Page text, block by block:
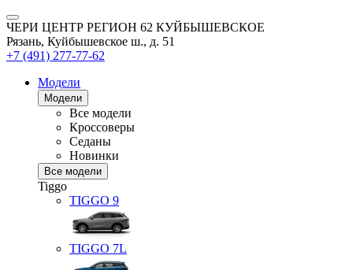
ЧЕРИ ЦЕНТР РЕГИОН 62 КУЙБЫШЕВСКОЕ
Рязань, Куйбышевское ш., д. 51
+7 (491) 277-77-62
Модели
Модели
Все модели
Кроссоверы
Седаны
Новинки
Все модели
Tiggo
TIGGO 9
TIGGO 7L